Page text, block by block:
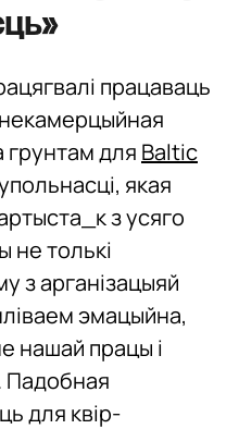
працаваць
грунтам для Baltic
якая
з усяго
не толькі
з арганізацыяй
эмацыйна,
нашай працы і
Падобная
для квір-